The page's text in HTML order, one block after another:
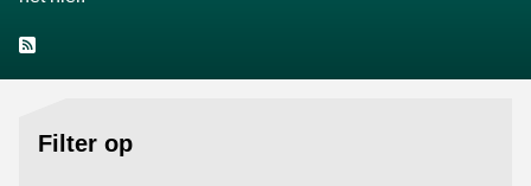
RSS
Filter op